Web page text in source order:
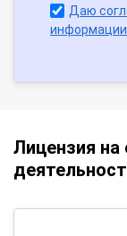
Даю
информации
Лицензия на